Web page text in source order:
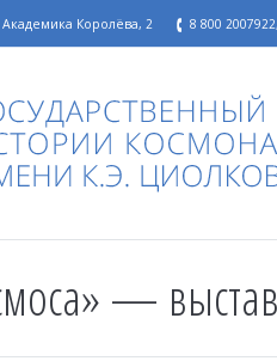
Академика Королёва, 2 8 800
—